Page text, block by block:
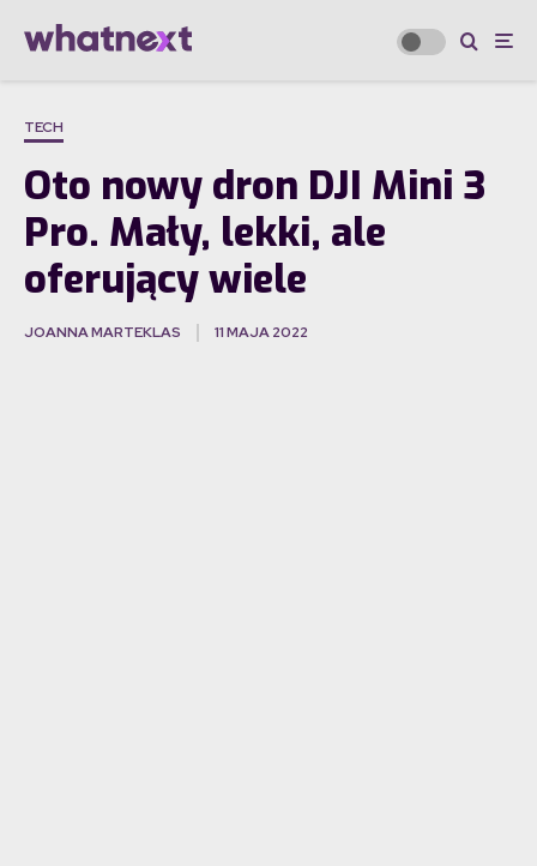
TECH
Oto nowy dron DJI Mini 3
Pro. Mały, lekki, ale
oferujący wiele
JOANNA MARTEKLAS 11 MAJA 2022